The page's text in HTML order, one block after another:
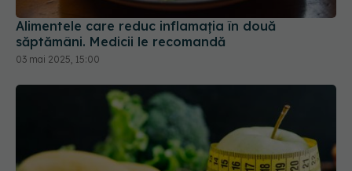
Alimentele care reduc inflamația în două
săptămâni. Medicii le recomandă
03 mai 2025, 15:00